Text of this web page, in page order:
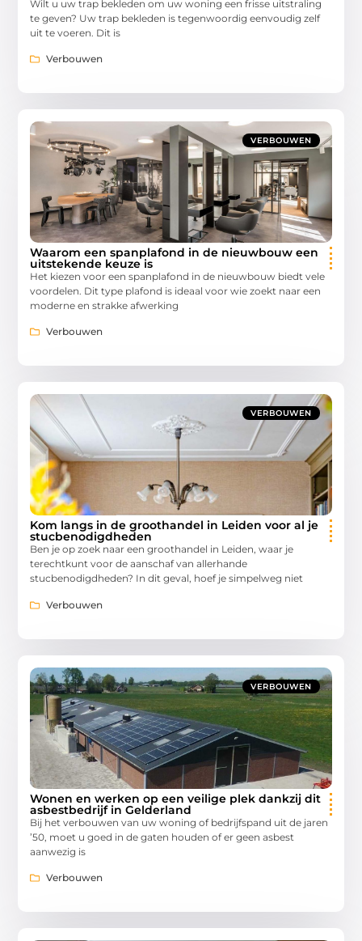
Wilt u uw trap bekleden om uw woning een frisse uitstraling
te geven? Uw trap bekleden is tegenwoordig eenvoudig zelf
uit te voeren. Dit is
Verbouwen
VERBOUWEN
Waarom een spanplafond in de nieuwbouw een
uitstekende keuze is
Het kiezen voor een spanplafond in de nieuwbouw biedt vele
voordelen. Dit type plafond is ideaal voor wie zoekt naar een
moderne en strakke afwerking
Verbouwen
VERBOUWEN
Kom langs in de groothandel in Leiden voor al je
stucbenodigdheden
Ben je op zoek naar een groothandel in Leiden, waar je
terechtkunt voor de aanschaf van allerhande
stucbenodigdheden? In dit geval, hoef je simpelweg niet
Verbouwen
VERBOUWEN
Wonen en werken op een veilige plek dankzij dit
asbestbedrijf in Gelderland
Bij het verbouwen van uw woning of bedrijfspand uit de jaren
’50, moet u goed in de gaten houden of er geen asbest
aanwezig is
Verbouwen